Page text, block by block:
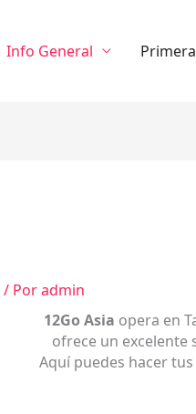
Info General
/ Poradmin
12Go Asia opera en
ofrece un excelente
Aquí puedes hacer tus